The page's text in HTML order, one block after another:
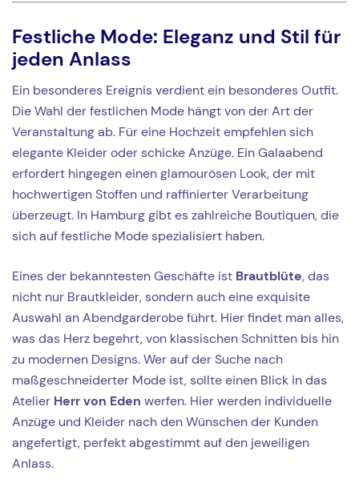
Festliche Mode: Eleganz und Stil für
jeden Anlass
Ein besonderes Ereignis verdient ein besonderes Outfit.
Die Wahl der festlichen Mode hängt von der Art der
Veranstaltung ab. Für eine Hochzeit empfehlen sich
elegante Kleider oder schicke Anzüge. Ein Galaabend
erfordert hingegen einen glamourösen Look, der mit
hochwertigen Stoffen und raffinierter Verarbeitung
überzeugt. In Hamburg gibt es zahlreiche Boutiquen, die
sich auf festliche Mode spezialisiert haben.
Eines der bekanntesten Geschäfte ist Brautblüte, das
nicht nur Brautkleider, sondern auch eine exquisite
Auswahl an Abendgarderobe führt. Hier findet man alles,
was das Herz begehrt, von klassischen Schnitten bis hin
zu modernen Designs. Wer auf der Suche nach
maßgeschneiderter Mode ist, sollte einen Blick in das
Atelier Herr von Eden werfen. Hier werden individuelle
Anzüge und Kleider nach den Wünschen der Kunden
angefertigt, perfekt abgestimmt auf den jeweiligen
Anlass.